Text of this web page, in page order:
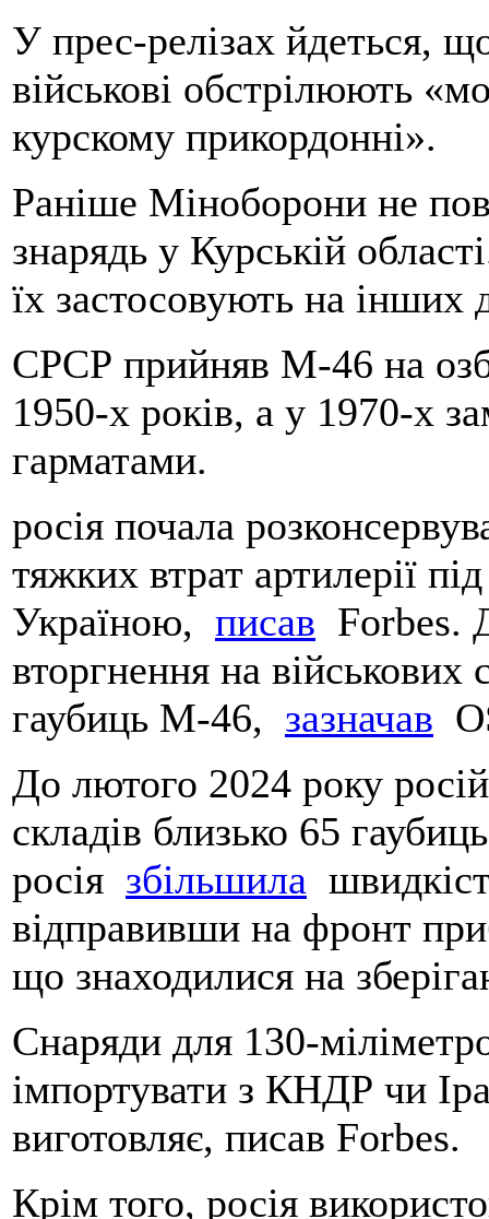
У прес-релізах йдеться,
військові обстрілюють
курскому прикордонні».
Раніше Міноборони не
знарядь у Курській
їх застосовують на інших
СРСР прийняв М-46 на
1950-х років, а у 1970-х
гарматами.
росія почала
тяжких втрат артилерії
Україною, писав Forbes.
вторгнення на військових
гаубиць М-46, зазначав
До лютого 2024 року
складів близько 65
росія збільшила
відправивши на фронт
що знаходилися на
Снаряди для 130-
імпортувати з КНДР чи
виготовляє, писав Forbes.
Крім того, росія